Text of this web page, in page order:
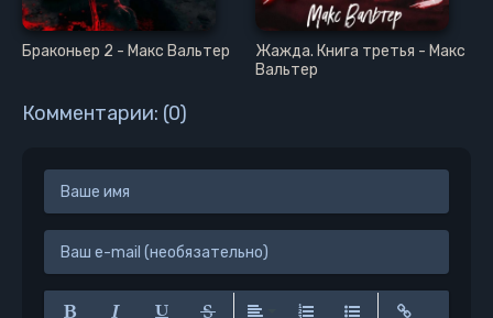
Браконьер 2 - Макс Вальтер
Жажда. Книга третья - Макс
Вальтер
Комментарии: (0)